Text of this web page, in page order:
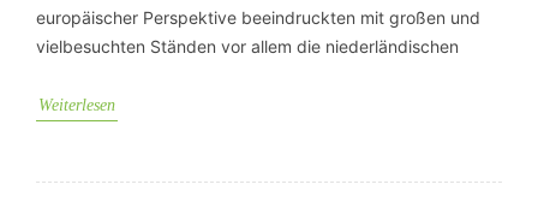
europäischer Perspektive beeindruckten mit großen und
vielbesuchten Ständen vor allem die niederländischen
Weiterlesen